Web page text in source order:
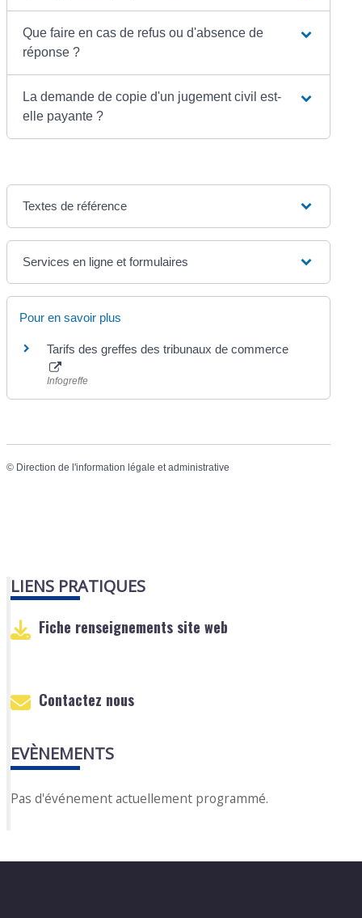
Que faire en cas de refus ou d'absence de
réponse ?
La demande de copie d'un jugement civil est-
elle payante ?
Textes de référence
Services en ligne et formulaires
Pour en savoir plus
Tarifs des greffes des tribunaux de commerce
Infogreffe
© Direction de l'information légale et administrative
LIENS PRATIQUES
Fiche renseignements site web
Contactez nous
EVÈNEMENTS
Pas d'événement actuellement programmé.